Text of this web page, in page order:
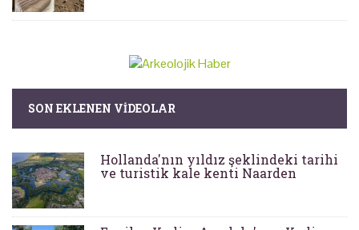
SON EKLENEN VIDEOLAR
Hollanda'nın yıldız şeklindeki tarihi
ve turistik kale kenti Naarden